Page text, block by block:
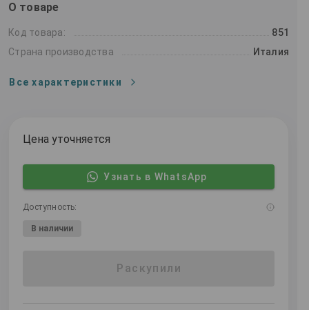
О товаре
Код товара:
851
Страна производства
Италия
Все характеристики
Цена уточняется
Узнать в WhatsApp
Доступность:
В наличии
Раскупили